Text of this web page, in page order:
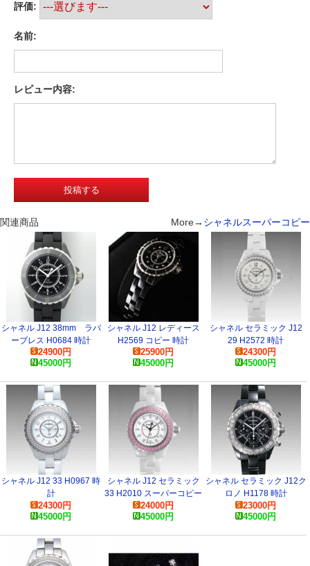
評価:
名前:
レビュー内容:
関連商品 More→ シャネルスーパーコピー
シャネル J12 38mm ラバ
ーブレス H0684 時計
24900円
45000円
シャネル J12 レディース
H2569 コピー 時計
25900円
45000円
シャネル セラミック J12
29 H2572 時計
24300円
45000円
シャネル J12 33 H0967 時
計
24300円
45000円
シャネル J12 セラミック
33 H2010 スーパーコピー
時計
24000円
45000円
シャネル セラミック J12ク
ロノ H1178 時計
23000円
45000円